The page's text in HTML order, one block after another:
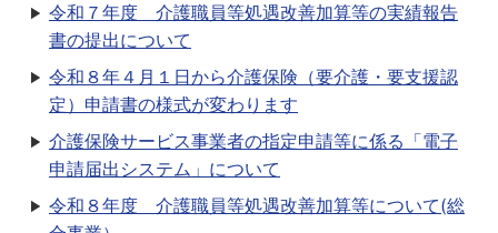
令和７年度 介護職員等処遇改善加算等の実績報告
書の提出について
令和８年４月１日から介護保険（要介護・要支援認
定）申請書の様式が変わります
介護保険サービス事業者の指定申請等に係る「電子
申請届出システム」について
令和８年度 介護職員等処遇改善加算等について(総